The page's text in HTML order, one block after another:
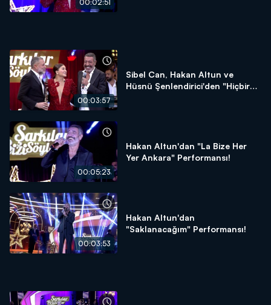
00:02:51
00:03:57
Sibel Can, Hakan Altun ve
Hüsnü Şenlendirici'den "Hiçbir
00:05:23
Hakan Altun'dan "La Bize Her
Yer Ankara" Performansı!
00:03:53
Hakan Altun'dan
"Saklanacağım" Performansı!